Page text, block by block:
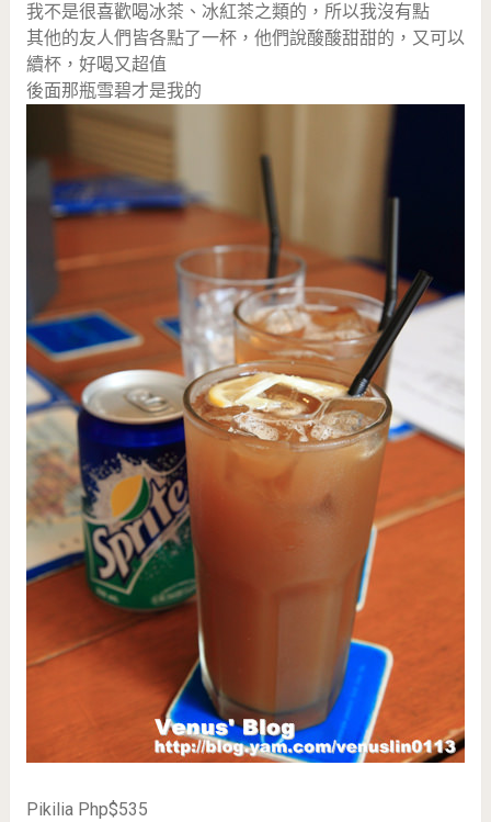
我不是很喜歡喝冰茶、冰紅茶之類的，所以我沒有點
其他的友人們皆各點了一杯，他們說酸酸甜甜的，又可以
續杯，好喝又超值
後面那瓶雪碧才是我的
Pikilia Php$535